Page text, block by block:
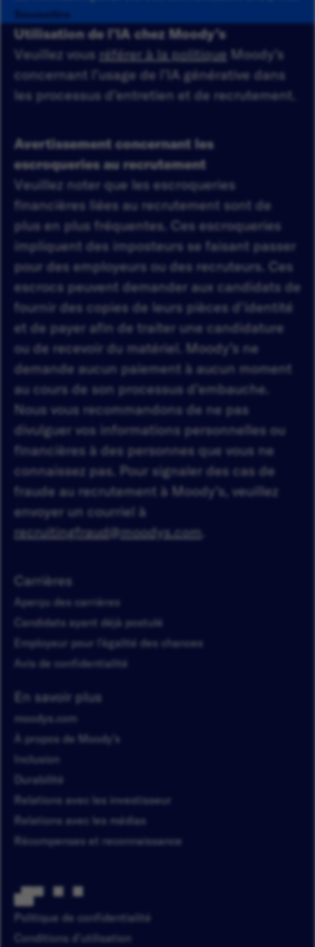
Soumettre
Utilisation de l’IA chez Moody’s
Veuillez vous référer à la politique Moody’s
concernant l’usage de l’IA générative dans
les processus d’entretien et de recrutement.
Avertissement concernant les
escroqueries au recrutement
Veuillez noter que les escroqueries
financières liées au recrutement sont de
plus en plus fréquentes. Ces escroqueries
impliquent des imposteurs se faisant passer
pour des employeurs ou des recruteurs. Ces
escrocs peuvent demander aux candidats de
fournir des copies de leurs pièces d'identité
et de payer afin de traiter une candidature
ou de recevoir du matériel. Moody’s ne
demande aucun paiement à aucun moment
au cours de son processus d’embauche.
Nous vous recommandons de ne pas
divulguer vos informations personnelles ou
financières à des personnes que vous ne
connaissez pas. Pour signaler des cas de
fraude au recrutement à Moody’s, veuillez
envoyer un courriel à
recruitingfraud@moodys.com
Carrières
Aperçu des carrières
Candidats ayant déjà postulé
Employeur pour l'égalité des chances
Avis de confidentialité
En savoir plus
moodys.com
À propos de Moody’s
Inclusion
Durabilité
Relations avec les investisseur
Relations avec les médias
Récompenses et reconnaissance
Politique de confidentialité
Conditions d'utilisation